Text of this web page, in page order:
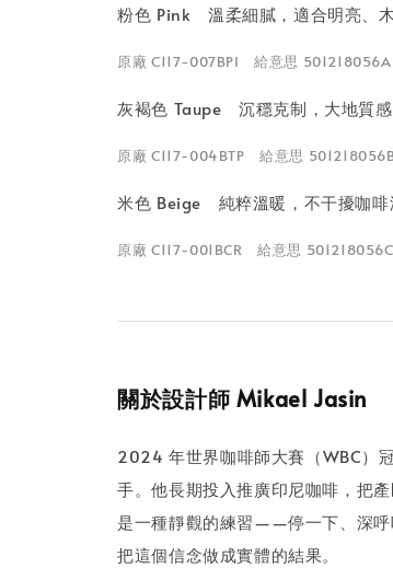
粉色 Pink 溫柔細膩，適合明亮、
原廠 C117-007BPI 給意思 501218056A
灰褐色 Taupe 沉穩克制，大地質
原廠 C117-004BTP 給意思
米色 Beige 純粹溫暖，不干擾咖啡
原廠 C117-001BCR 給意思 501218056C
關於設計師 Mikael Jasin
2024 年世界咖啡師大賽（WBC）
手。他長期投入推廣印尼咖啡，把
是一種靜觀的練習——停一下、深呼
把這個信念做成實體的結果。